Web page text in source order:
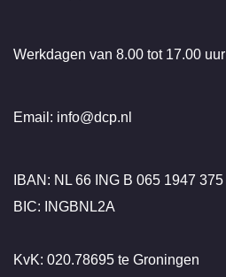
Werkdagen van 8.00 tot 17.00 uur
Email: info@dcp.nl
IBAN: NL 66 ING B 065 1947 375
BIC: INGBNL2A
KvK: 020.78695 te Groningen